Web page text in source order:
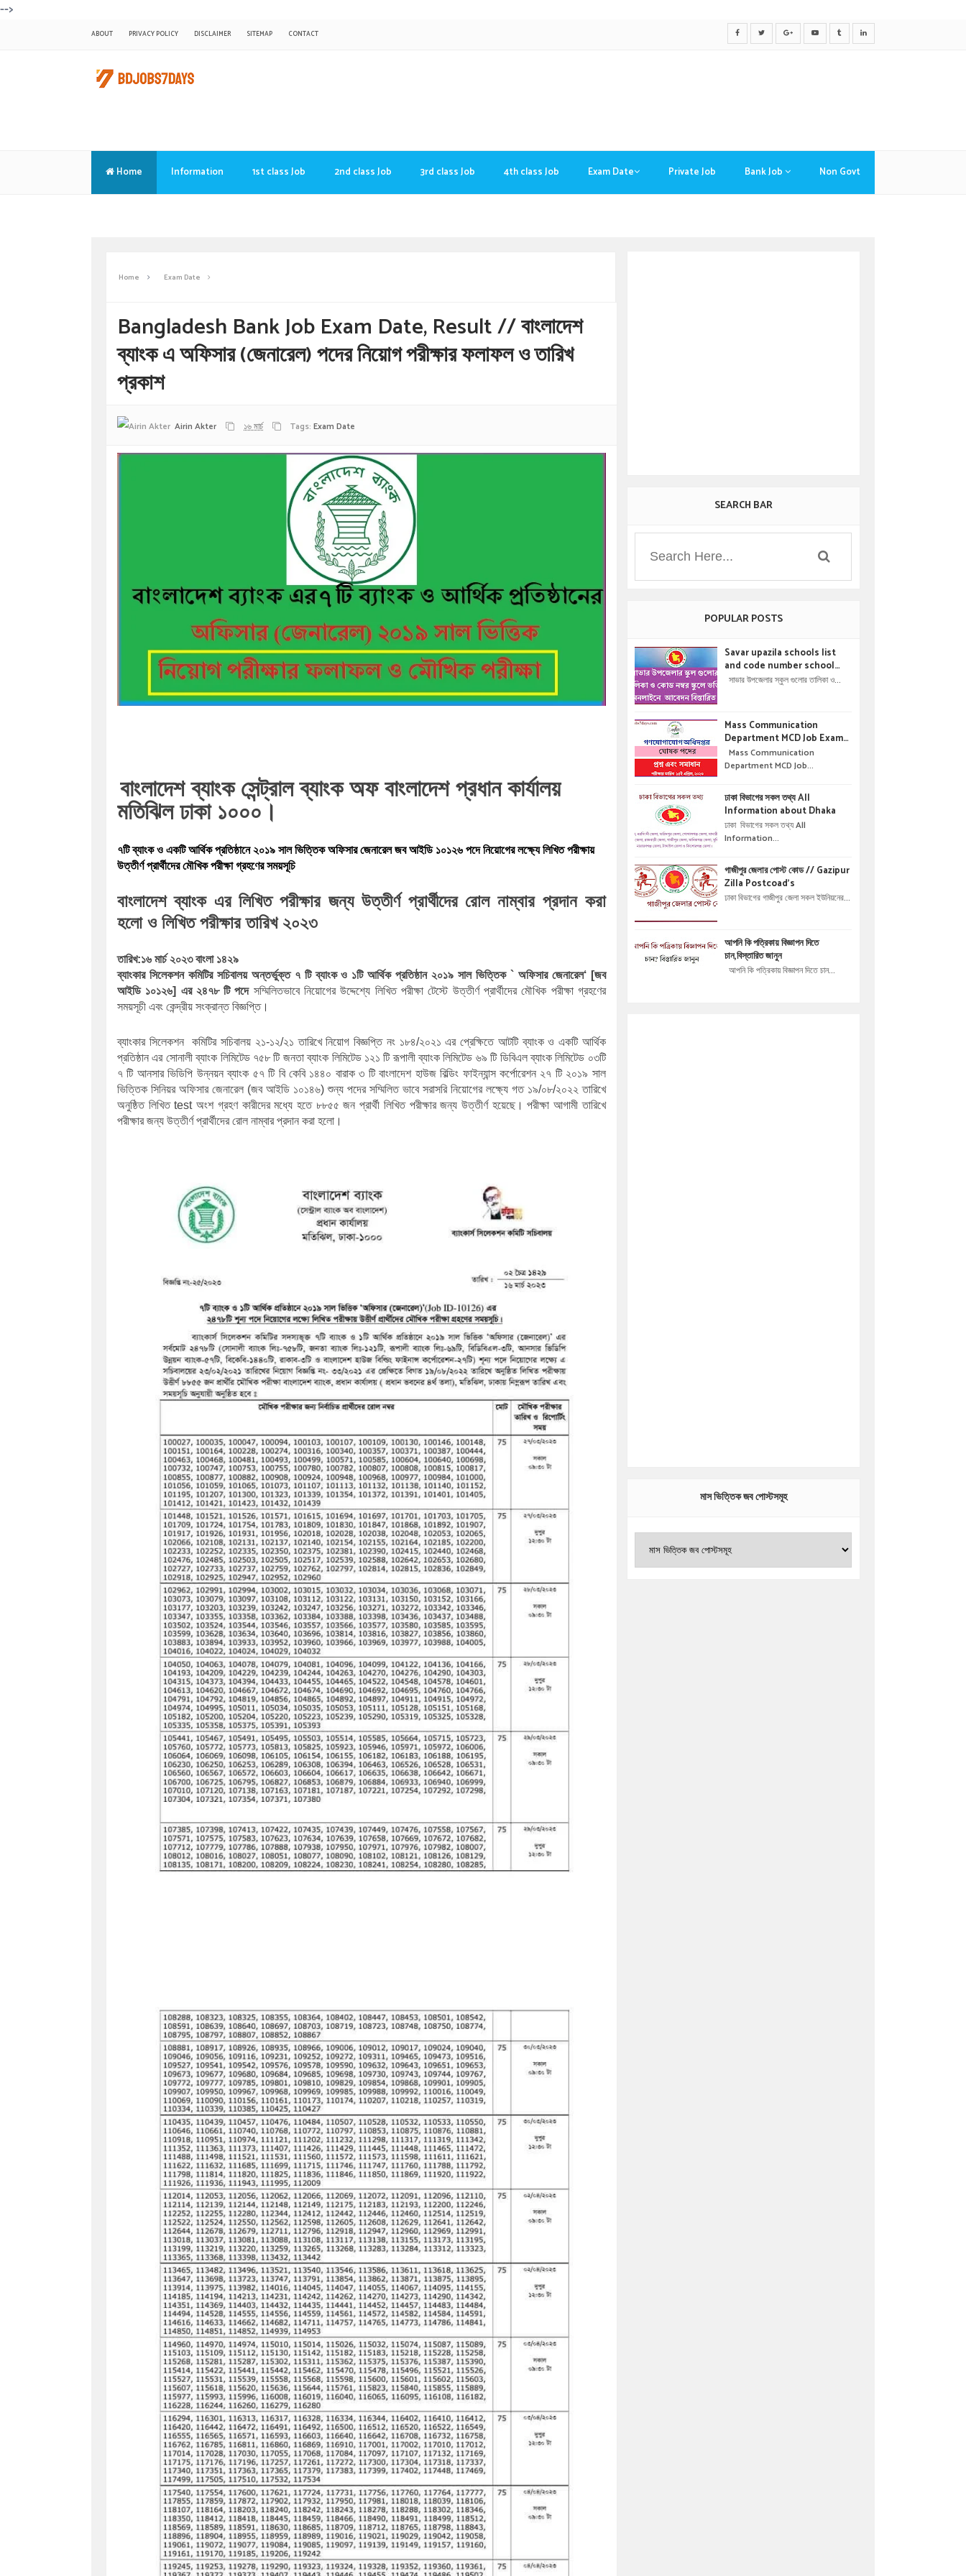
-->
ABOUT PRIVACY POLICY DISCLAIMER SITEMAP CONTACT
Home Information 1st class Job 2nd class Job 3rd class Job 4th class Job Exam Date Private Job Bank Job Non Govt
Home Exam Date
Bangladesh Bank Job Exam Date, Result // বাংলাদেশ
ব্যাংক এ অফিসার (জেনারেল) পদের নিয়োগ পরীক্ষার ফলাফল ও তারিখ
প্রকাশ
Airin Akter ১৬ মার্চ Tags: Exam Date
বাংলাদেশ ব্যাংক সেন্ট্রাল ব্যাংক অফ বাংলাদেশ প্রধান কার্যালয়
মতিঝিল ঢাকা ১০০০।
৭টি ব্যাংক ও একটি আর্থিক প্রতিষ্ঠানে ২০১৯ সাল ভিত্তিক অফিসার জেনারেল জব আইডি ১০১২৬ পদে নিয়োগের লক্ষ্যে লিখিত পরীক্ষায়
উত্তীর্ণ প্রার্থীদের মৌখিক পরীক্ষা গ্রহণের সময়সূচি
বাংলাদেশ ব্যাংক এর লিখিত পরীক্ষার জন্য উত্তীর্ণ প্রার্থীদের রোল নাম্বার প্রদান করা
হলো ও লিখিত পরীক্ষার তারিখ ২০২৩
তারিখ:১৬ মার্চ ২০২৩ বাংলা ১৪২৯
ব্যাংকার সিলেকশন কমিটির সচিবালয় অন্তর্ভুক্ত ৭ টি ব্যাংক ও ১টি আর্থিক প্রতিষ্ঠান ২০১৯ সাল ভিত্তিক ` অফিসার জেনারেল‘ [জব
আইডি ১০১২৬] এর ২৪৭৮ টি পদে সম্মিলিতভাবে নিয়োগের উদ্দেশ্যে লিখিত পরীক্ষা টেস্টে উত্তীর্ণ প্রার্থীদের মৌখিক পরীক্ষা গ্রহণের
সময়সূচী এবং কেন্দ্রীয় সংক্রান্ত বিজ্ঞপ্তি।
ব্যাংকার সিলেকশন  কমিটির সচিবালয় ২১-১২/২১ তারিখে নিয়োগ বিজ্ঞপ্তি নং ১৮৪/২০২১ এর প্রেক্ষিতে আটটি ব্যাংক ও একটি আর্থিক
প্রতিষ্ঠান এর সোনালী ব্যাংক লিমিটেড ৭৫৮ টি জনতা ব্যাংক লিমিটেড ১২১ টি রূপালী ব্যাংক লিমিটেড ৬৯ টি ডিবিএল ব্যাংক লিমিটেড ০৩টি
৭ টি আনসার ভিডিপি উন্নয়ন ব্যাংক ৫৭ টি বি কেবি ১৪৪০ বারাক ৩ টি বাংলাদেশ হাউজ বিল্ডিং ফাইন্যান্স কর্পোরেশন ২৭ টি ২০১৯ সাল
ভিত্তিক সিনিয়র অফিসার জেনারেল (জব আইডি ১০১৪৬) শুন্য পদের সম্মিলিত ভাবে সরাসরি নিয়োগের লক্ষ্যে গত ১৯/০৮/২০২২ তারিখে
অনুষ্ঠিত লিখিত test অংশ গ্রহণ কারীদের মধ্যে হতে ৮৮৫৫ জন প্রার্থী লিখিত পরীক্ষার জন্য উত্তীর্ণ হয়েছে। পরীক্ষা আগামী তারিখে
পরীক্ষার জন্য উত্তীর্ণ প্রার্থীদের রোল নাম্বার প্রদান করা হলো।
SEARCH BAR
POPULAR POSTS
Savar upazila schools list
and code number school
admisson online application
অনলাইনে আবেদন বিস্তারিত ।
সাভার উপজেলার স্কুল গুলোর তালিকা ও...
Mass Communication
Department MCD Job Exam
Question & solution //
গণযোগাযোগ অধিদপ্তরে নিয়োগ পরীক্ষার
Mass Communication
Department MCD Job...
ঢাকা বিভাগের সকল তথ্য All
Information about Dhaka
ঢাকা বিভাগের সকল তথ্য All
Information...
গাজীপুর জেলার পোস্ট কোড // Gazipur
Zilla Postcoad's
ঢাকা বিভাগের গাজীপুর জেলা সকল ইউনিয়নের...
আপনি কি পত্রিকায় বিজ্ঞাপন দিতে
চান,বিস্তারিত জানুন
আপনি কি পত্রিকায় বিজ্ঞাপন দিতে চান...
মাস ভিত্তিক জব পোস্টসমূহ